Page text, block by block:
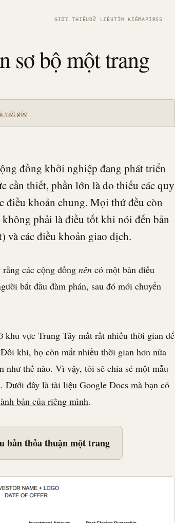
GIỚI THIỆUDỮ LIỆUTÌM KIẾMAPIRSS
sơ bộ một trang
viết gốc
đồng khởi nghiệp đang phát triển
cần thiết, phần lớn là do thiếu các quy
điều khoản chung. Mọi thứ đều còn
phải là điều tốt khi nói đến bản
và các điều khoản giao dịch.
các cộng đồng nên có một bản điều
bắt đầu đàm phán, sau đó mới chuyển
khu vực Trung Tây mất rất nhiều thời gian để
khi, họ còn mất nhiều thời gian hơn nữa
như thế nào. Vì vậy, tôi sẽ chia sẻ một mẫu
Dưới đây là tài liệu Google Docs mà bạn có
bản của riêng mình.
bản thỏa thuận một trang